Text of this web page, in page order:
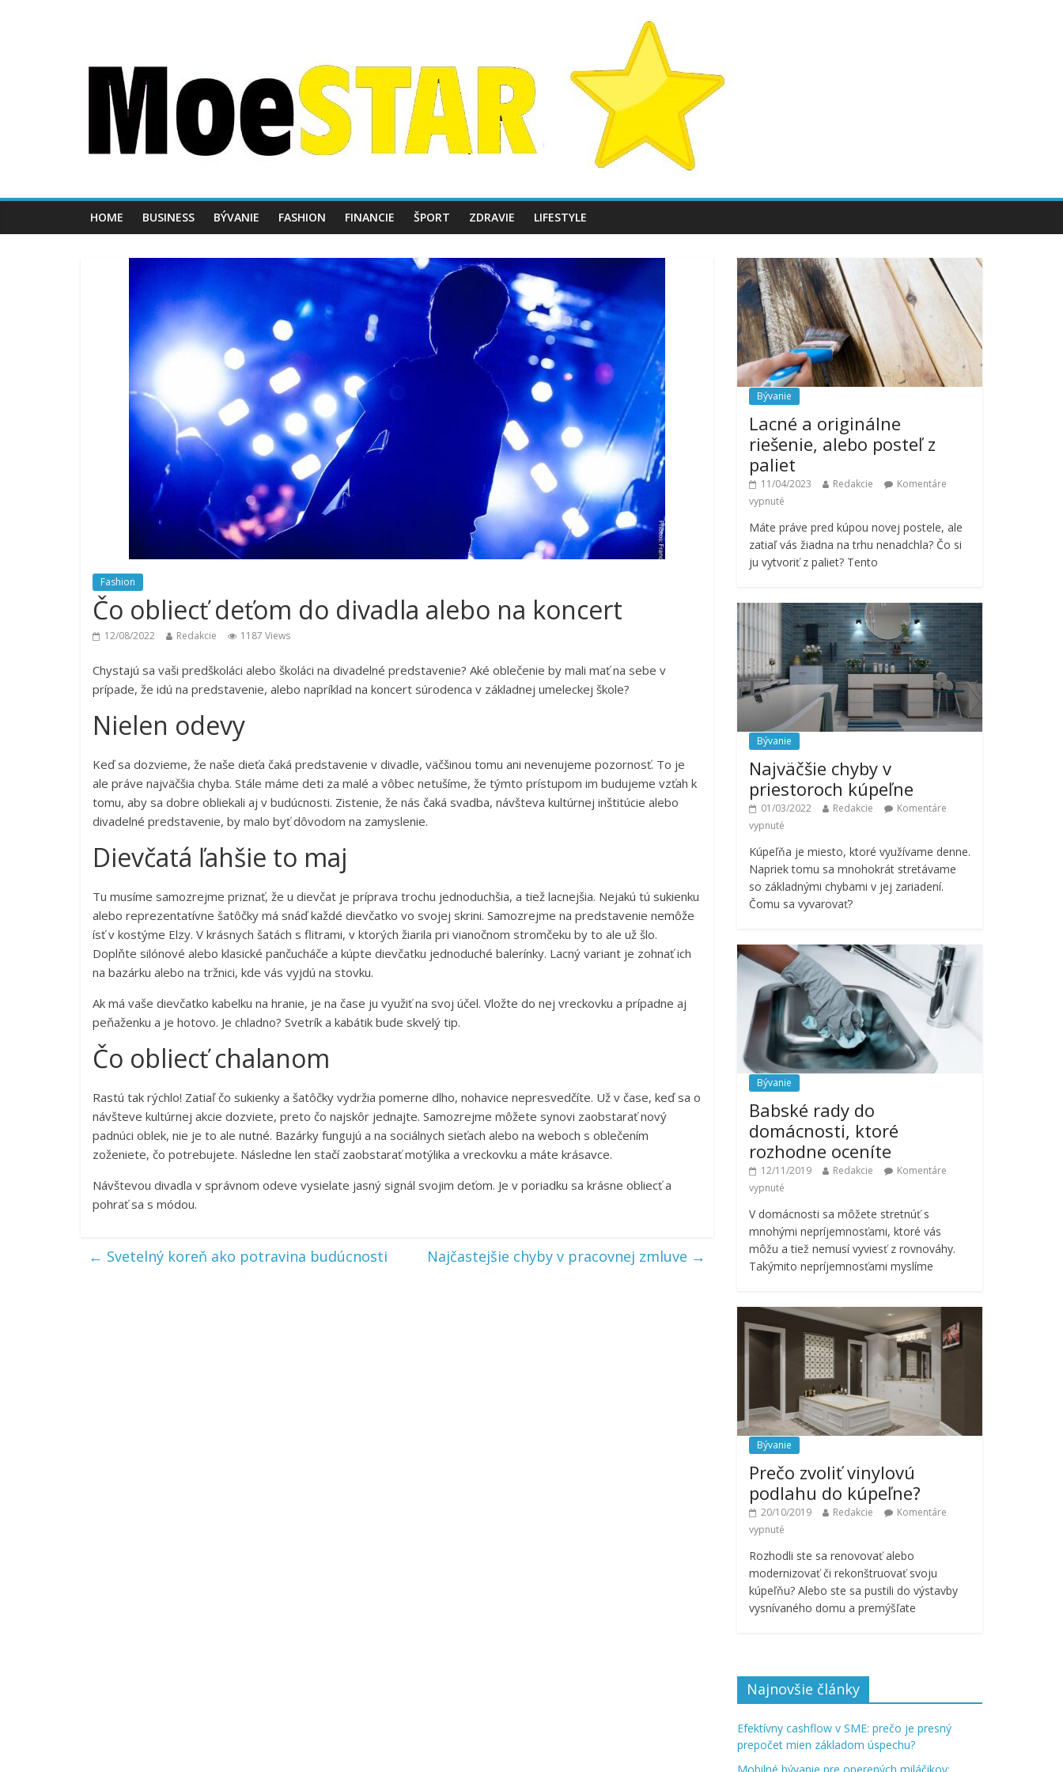
HOME BUSINESS BÝVANIE FASHION FINANCIE ŠPORT ZDRAVIE LIFESTYLE
Fashion
Čo obliecť deťom do divadla alebo na koncert
12/08/2022 Redakcie 1187 Views
Chystajú sa vaši predškoláci alebo školáci na divadelné predstavenie? Aké oblečenie by mali mať na sebe v
prípade, že idú na predstavenie, alebo napríklad na koncert súrodenca v základnej umeleckej škole?
Nielen odevy
Keď sa dozvieme, že naše dieťa čaká predstavenie v divadle, väčšinou tomu ani nevenujeme pozornosť. To je
ale práve najväčšia chyba. Stále máme deti za malé a vôbec netušíme, že týmto prístupom im budujeme vzťah k
tomu, aby sa dobre obliekali aj v budúcnosti. Zistenie, že nás čaká svadba, návšteva kultúrnej inštitúcie alebo
divadelné predstavenie, by malo byť dôvodom na zamyslenie.
Dievčatá ľahšie to maj
Tu musíme samozrejme priznať, že u dievčat je príprava trochu jednoduchšia, a tiež lacnejšia. Nejakú tú sukienku
alebo reprezentatívne šatôčky má snáď každé dievčatko vo svojej skrini. Samozrejme na predstavenie nemôže
ísť v kostýme Elzy. V krásnych šatách s flitrami, v ktorých žiarila pri vianočnom stromčeku by to ale už šlo.
Doplňte silónové alebo klasické pančucháče a kúpte dievčatku jednoduché balerínky. Lacný variant je zohnať ich
na bazárku alebo na tržnici, kde vás vyjdú na stovku.
Ak má vaše dievčatko kabelku na hranie, je na čase ju využiť na svoj účel. Vložte do nej vreckovku a prípadne aj
peňaženku a je hotovo. Je chladno? Svetrík a kabátik bude skvelý tip.
Čo obliecť chalanom
Rastú tak rýchlo! Zatiaľ čo sukienky a šatôčky vydržia pomerne dlho, nohavice nepresvedčíte. Už v čase, keď sa o
návšteve kultúrnej akcie dozviete, preto čo najskôr jednajte. Samozrejme môžete synovi zaobstarať nový
padnúci oblek, nie je to ale nutné. Bazárky fungujú a na sociálnych sieťach alebo na weboch s oblečením
zoženiete, čo potrebujete. Následne len stačí zaobstarať motýlika a vreckovku a máte krásavce.
Návštevou divadla v správnom odeve vysielate jasný signál svojim deťom. Je v poriadku sa krásne obliecť a
pohrať sa s módou.
← Svetelný koreň ako potravina budúcnosti Najčastejšie chyby v pracovnej zmluve →
Bývanie
Lacné a originálne
riešenie, alebo posteľ z
paliet
11/04/2023 Redakcie
Komentáre
vypnuté
Máte práve pred kúpou novej postele, ale
zatiaľ vás žiadna na trhu nenadchla? Čo si
ju vytvoriť z paliet? Tento
Bývanie
Najväčšie chyby v
priestoroch kúpeľne
01/03/2022 Redakcie
Komentáre
vypnuté
Kúpeľňa je miesto, ktoré využívame denne.
Napriek tomu sa mnohokrát stretávame
so základnými chybami v jej zariadení.
Čomu sa vyvarovať?
Bývanie
Babské rady do
domácnosti, ktoré
rozhodne oceníte
12/11/2019 Redakcie
Komentáre
vypnuté
V domácnosti sa môžete stretnúť s
mnohými nepríjemnosťami, ktoré vás
môžu a tiež nemusí vyviesť z rovnováhy.
Takýmito nepríjemnosťami myslíme
Bývanie
Prečo zvoliť vinylovú
podlahu do kúpeľne?
20/10/2019 Redakcie
Komentáre
vypnuté
Rozhodli ste sa renovovať alebo
modernizovať či rekonštruovať svoju
kúpeľňu? Alebo ste sa pustili do výstavby
vysnívaného domu a premýšľate
Najnovšie články
Efektívny cashflow v SME: prečo je presný
prepočet mien základom úspechu?